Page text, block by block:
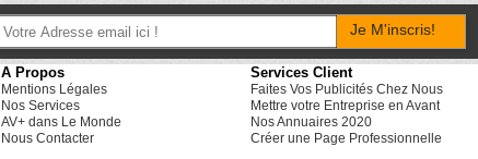
Je M'inscris!
A Propos
Mentions Légales
Nos Services
AV+ dans Le Monde
Nous Contacter
Services Client
Faites Vos Publicités Chez Nous
Mettre votre Entreprise en Avant
Nos Annuaires 2020
Créer une Page Professionnelle